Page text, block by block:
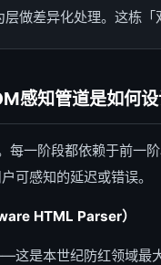
做差异化处理。这栋「
感知管道是如何设
每一阶段都依赖于前一
可感知的延迟或错误。
HTML Parser）
是本世纪防红领域最